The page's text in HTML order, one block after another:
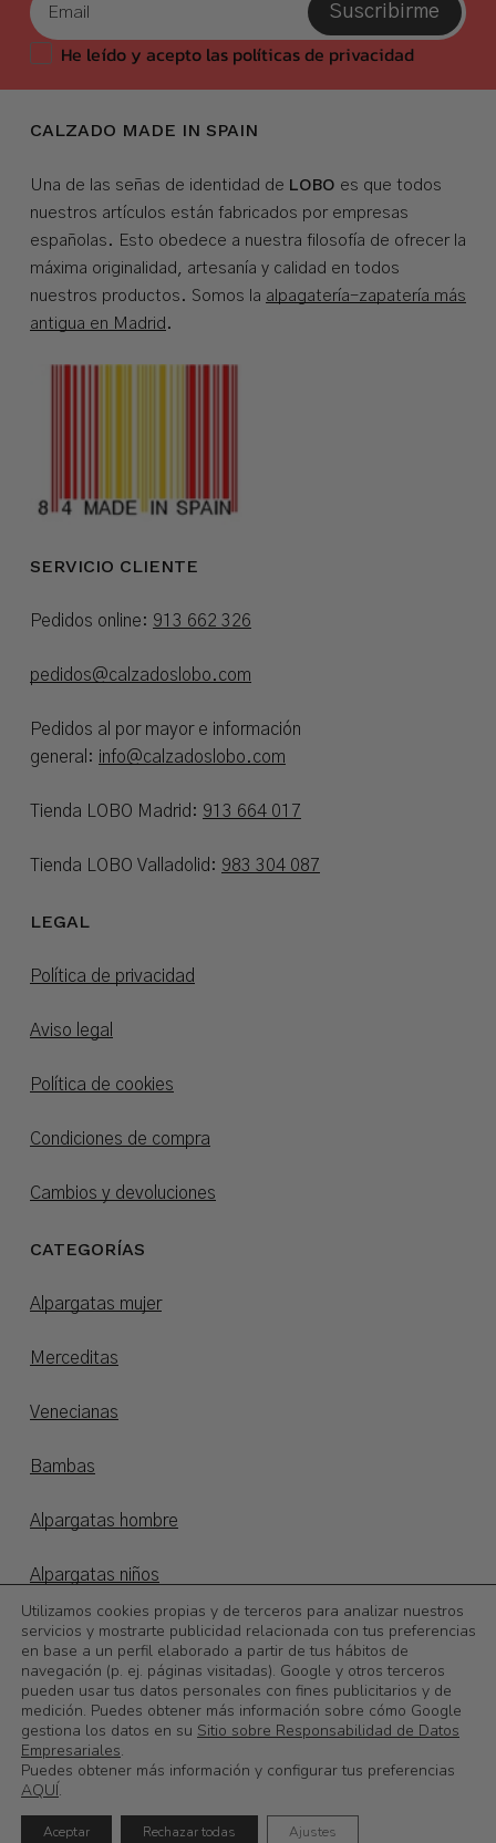
Subtotal: 0,00€
Suscribirme
He leído y acepto las políticas de privacidad
CALZADO MADE IN SPAIN
Una de las señas de identidad de LOBO es que todos
nuestros artículos están fabricados por empresas
españolas. Esto obedece a nuestra filosofía de ofrecer la
máxima originalidad, artesanía y calidad en todos
nuestros productos. Somos la alpagatería-zapatería más
antigua en Madrid .
SERVICIO CLIENTE
Pedidos online: 913 662 326
pedidos@calzadoslobo.com
Pedidos al por mayor e información
general: info@calzadoslobo.com
Tienda LOBO Madrid: 913 664 017
Tienda LOBO Valladolid: 983 304 087
LEGAL
Política de privacidad
Aviso legal
Política de cookies
Condiciones de compra
Cambios y devoluciones
CATEGORÍAS
Alpargatas mujer
Merceditas
Venecianas
Bambas
Alpargatas hombre
Alpargatas niños
Otoño/invierno
©2026Calzadoslobo
Utilizamos cookies propias y de terceros para analizar nuestros
servicios y mostrarte publicidad relacionada con tus preferencias
en base a un perfil elaborado a partir de tus hábitos de
navegación (p. ej. páginas visitadas). Google y otros terceros
pueden usar tus datos personales con fines publicitarios y de
medición. Puedes obtener más información sobre cómo Google
gestiona los datos en su Sitio sobre Responsabilidad de Datos
Empresariales.
Puedes obtener más información y configurar tus preferencias
AQUÍ.
Aceptar Rechazar todas Ajustes